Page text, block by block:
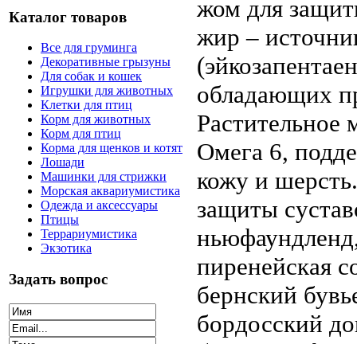
Каталог товаров
Все для груминга
Декоративные грызуны
Для собак и кошек
Игрушки для животных
Клетки для птиц
Корм для животных
Корм для птиц
Корма для щенков и котят
Лошади
Машинки для стрижки
Морская аквариумистика
Одежда и аксессуары
Птицы
Террариумистика
Экзотика
Задать вопрос
жом для
жир –
обладающих
Растительное
Омега 6,
кожу и
защиты
пиренейская
бернский
бордосский